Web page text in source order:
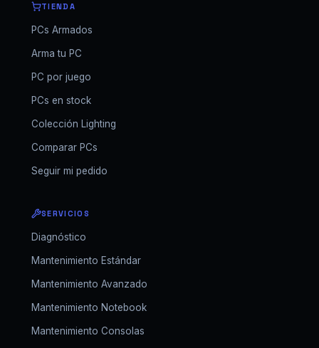
TIENDA
PCs Armados
Arma tu PC
PC por juego
PCs en stock
Colección Lighting
Comparar PCs
Seguir mi pedido
SERVICIOS
Diagnóstico
Mantenimiento Estándar
Mantenimiento Avanzado
Mantenimiento Notebook
Mantenimiento Consolas